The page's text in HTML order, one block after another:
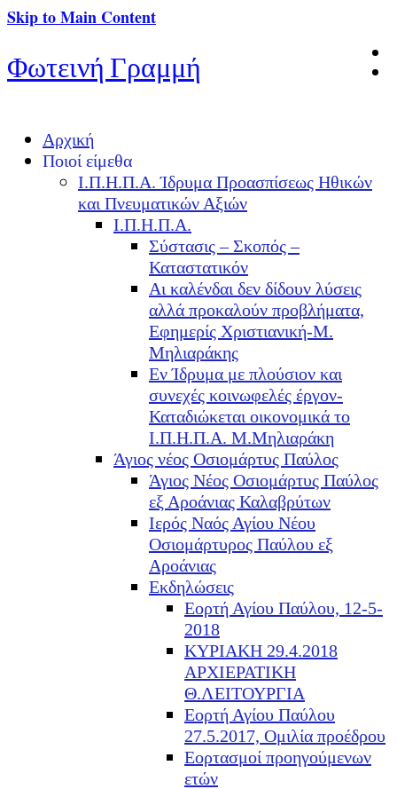
Skip to Main Content
Φωτεινή Γραμμή
Αρχική
Ποιοί είμεθα
Ι.Π.Η.Π.Α. Ίδρυμα Προασπίσεως Ηθικών
και Πνευματικών Αξιών
Ι.Π.Η.Π.Α.
Σύστασις – Σκοπός –
Καταστατικόν
Αι καλένδαι δεν δίδουν λύσεις
αλλά προκαλούν προβλήματα,
Εφημερίς Χριστιανική-Μ.
Μηλιαράκης
Εν Ίδρυμα με πλούσιον και
συνεχές κοινωφελές έργον-
Καταδιώκεται οικονομικά το
Ι.Π.Η.Π.Α. Μ.Μηλιαράκη
Άγιος νέος Οσιομάρτυς Παύλος
Άγιος Νέος Οσιομάρτυς Παύλος
εξ Αροάνιας Καλαβρύτων
Ιερός Ναός Αγίου Νέου
Οσιομάρτυρος Παύλου εξ
Αροάνιας
Εκδηλώσεις
Εορτή Αγίου Παύλου, 12-5-
2018
ΚΥΡΙΑΚΗ 29.4.2018
ΑΡΧΙΕΡΑΤΙΚΗ
Θ.ΛΕΙΤΟΥΡΓΙΑ
Εορτή Αγίου Παύλου
27.5.2017, Ομιλία προέδρου
Εορτασμοί προηγούμενων
ετών